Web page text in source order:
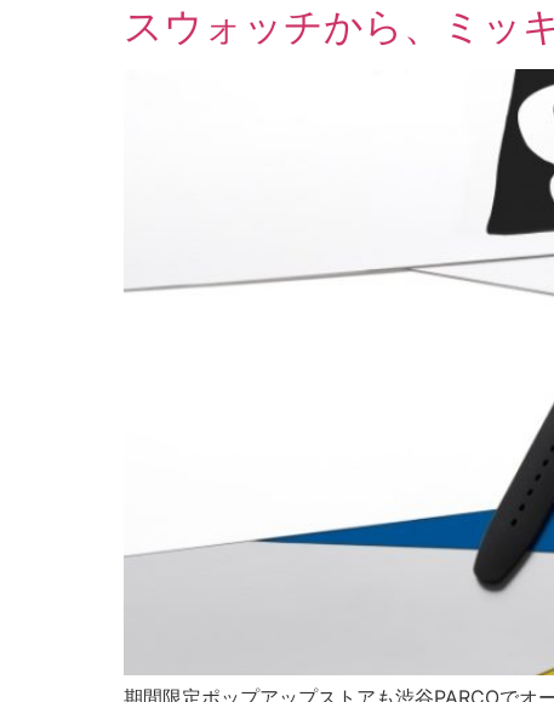
スウォッチから、ミッ
期間限定ポップアップストアも渋谷PARCOでオ